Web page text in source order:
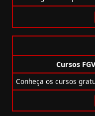
Cursos